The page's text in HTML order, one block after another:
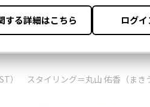
） スタイリング＝丸山 佑香（ま